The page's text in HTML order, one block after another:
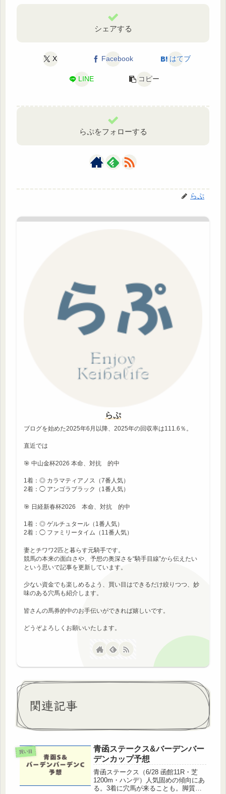
シェアする
X Facebook はてブ
LINE コピー
らぷをフォローする
らぷ
らぷ
ブログを始めた2025年6月以降、2025年の回収率は111.6％。
直近では
🎯 中山金杯2026 本命、対抗 的中
1着：◎ カラマティアノス（7番人気）
2着：◯ アンゴラブラック（1番人気）
🎯 日経新春杯2026 本命、対抗 的中
1着：◎ ゲルチュタール（1番人気）
2着：◯ ファミリータイム（11番人気）
妻とチワワ2匹と暮らす元騎手です。
競馬の本来の面白さや、予想の奥深さを“騎手目線”から伝えたい
という思いで記事を更新しています。
少ない資金でも楽しめるよう、買い目はできるだけ絞りつつ、妙
味のある穴馬も紹介します。
皆さんの馬券的中のお手伝いができれば嬉しいです。
どうぞよろしくお願いいたします。
関連記事
買い目
青函ステークス&バーデンバー
デンカップ予想
青函ステークス（6/28 函館11R・芝
1200m・ハンデ）人気固めの傾向にあ
る。3着に穴馬が来ることも。脚質逃